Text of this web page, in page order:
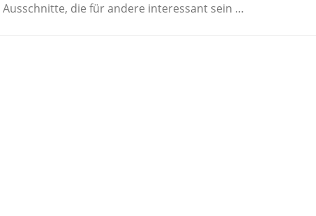
Ausschnitte, die für andere interessant sein …